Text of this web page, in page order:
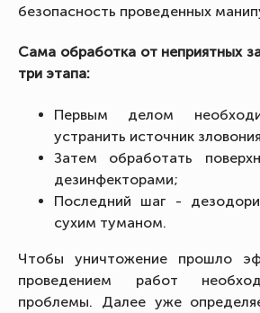
безопасность проведенных
Сама обработка от неприятных
три этапа:
Первым делом
устранить источник
Затем обработать
дезинфекторами;
Последний шаг -
сухим туманом.
Чтобы уничтожение прошло
проведением работ
проблемы. Далее уже